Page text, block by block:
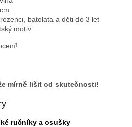
batolata a děti do 3 let
motiv
mírně lišit od skutečnosti!
ručníky a osušky